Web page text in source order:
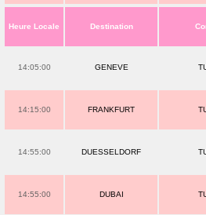
Heure Locale Destination
14:05:00 GENEVE
14:15:00 FRANKFURT
14:55:00 DUESSELDORF
14:55:00 DUBAI